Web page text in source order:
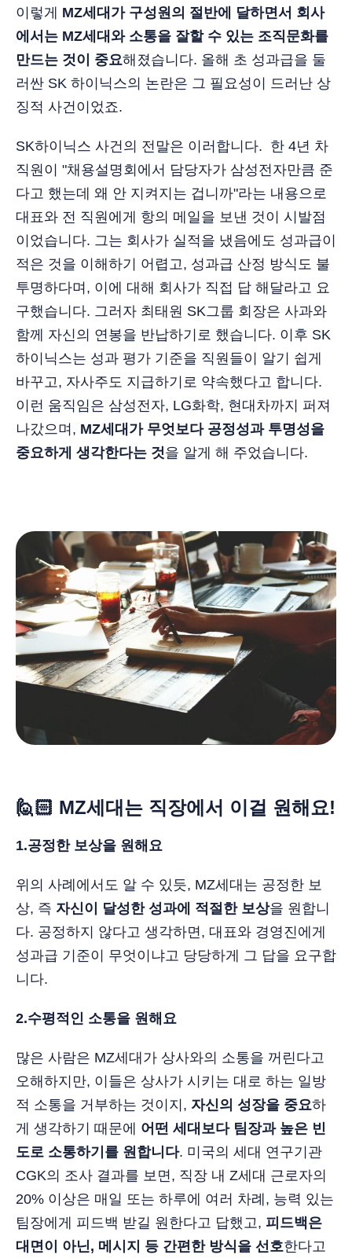
이렇게 MZ세대가 구성원의 절반에 달하면서 회사
에서는 MZ세대와 소통을 잘할 수 있는 조직문화를
만드는 것이 중요해졌습니다. 올해 초 성과급을 둘
러싼 SK 하이닉스의 논란은 그 필요성이 드러난 상
징적 사건이었죠.
SK하이닉스 사건의 전말은 이러합니다. 한 4년 차
직원이 "채용설명회에서 담당자가 삼성전자만큼 준
다고 했는데 왜 안 지켜지는 겁니까"라는 내용으로
대표와 전 직원에게 항의 메일을 보낸 것이 시발점
이었습니다. 그는 회사가 실적을 냈음에도 성과급이
적은 것을 이해하기 어렵고, 성과급 산정 방식도 불
투명하다며, 이에 대해 회사가 직접 답 해달라고 요
구했습니다. 그러자 최태원 SK그룹 회장은 사과와
함께 자신의 연봉을 반납하기로 했습니다. 이후 SK
하이닉스는 성과 평가 기준을 직원들이 알기 쉽게
바꾸고, 자사주도 지급하기로 약속했다고 합니다.
이런 움직임은 삼성전자, LG화학, 현대차까지 퍼져
나갔으며, MZ세대가 무엇보다 공정성과 투명성을
중요하게 생각한다는 것을 알게 해 주었습니다.
🙋🏻 MZ세대는 직장에서 이걸 원해요!
1.공정한 보상을 원해요
위의 사례에서도 알 수 있듯, MZ세대는 공정한 보
상, 즉 자신이 달성한 성과에 적절한 보상을 원합니
다. 공정하지 않다고 생각하면, 대표와 경영진에게
성과급 기준이 무엇이냐고 당당하게 그 답을 요구합
니다.
2.수평적인 소통을 원해요
많은 사람은 MZ세대가 상사와의 소통을 꺼린다고
오해하지만, 이들은 상사가 시키는 대로 하는 일방
적 소통을 거부하는 것이지, 자신의 성장을 중요하
게 생각하기 때문에 어떤 세대보다 팀장과 높은 빈
도로 소통하기를 원합니다. 미국의 세대 연구기관
CGK의 조사 결과를 보면, 직장 내 Z세대 근로자의
20% 이상은 매일 또는 하루에 여러 차례, 능력 있는
팀장에게 피드백 받길 원한다고 답했고, 피드백은
대면이 아닌, 메시지 등 간편한 방식을 선호한다고